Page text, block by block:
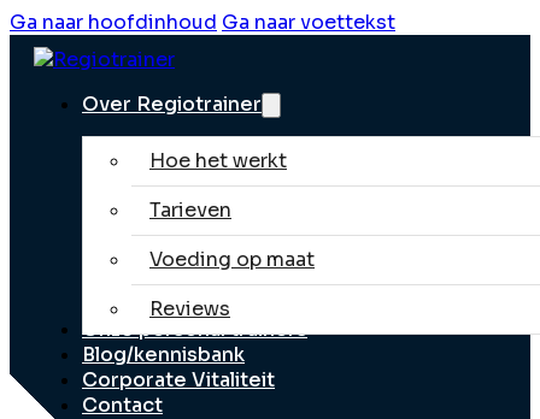
Ga naar hoofdinhoud Ga naar voettekst
Over Regiotrainer
Hoe het werkt
Tarieven
Voeding op maat
Reviews
Onze personal trainers
Blog/kennisbank
Corporate Vitaliteit
Contact